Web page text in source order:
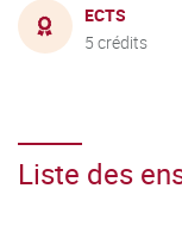
ECTS
5 crédits
Liste des